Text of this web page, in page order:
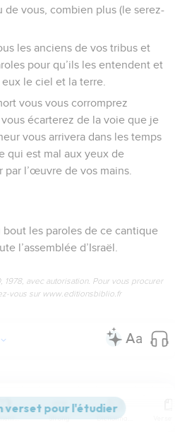
vous, combien plus (le serez-
les anciens de vos tribus et
pour qu’ils les entendent et
le ciel et la terre.
vous vous corromprez
écarterez de la voie que je
vous arrivera dans les temps
qui est mal aux yeux de
par l’œuvre de vos mains.
bout les paroles de ce cantique
l’assemblée d’Israël.
avec autorisation. Pour vous procurer
vous sur www.editionsbiblio.fr
parlerai ; Terre ! écoute les
Commentaires Strong